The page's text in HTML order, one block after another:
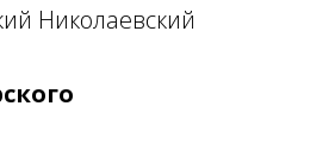
Николаевский